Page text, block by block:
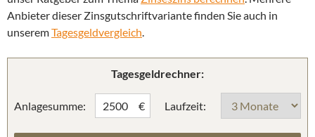
Anbieter dieser Zinsgutschriftvariante finden Sie auch in
unseremTagesgeldvergleich.
Tagesgeldrechner:
Anlagesumme: € Laufzeit: